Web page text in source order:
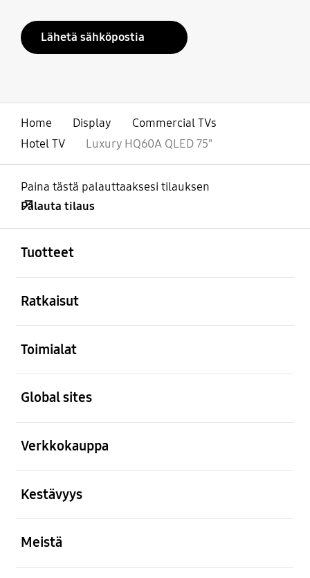
Lähetä sähköpostia
Home Display
Commercial TVs
Hotel TV
Luxury HQ60A QLED 75"
Paina tästä palauttaaksesi tilauksen
Palauta tilaus
Tuotteet
Ratkaisut
Toimialat
Global sites
Verkkokauppa
Kestävyys
Meistä